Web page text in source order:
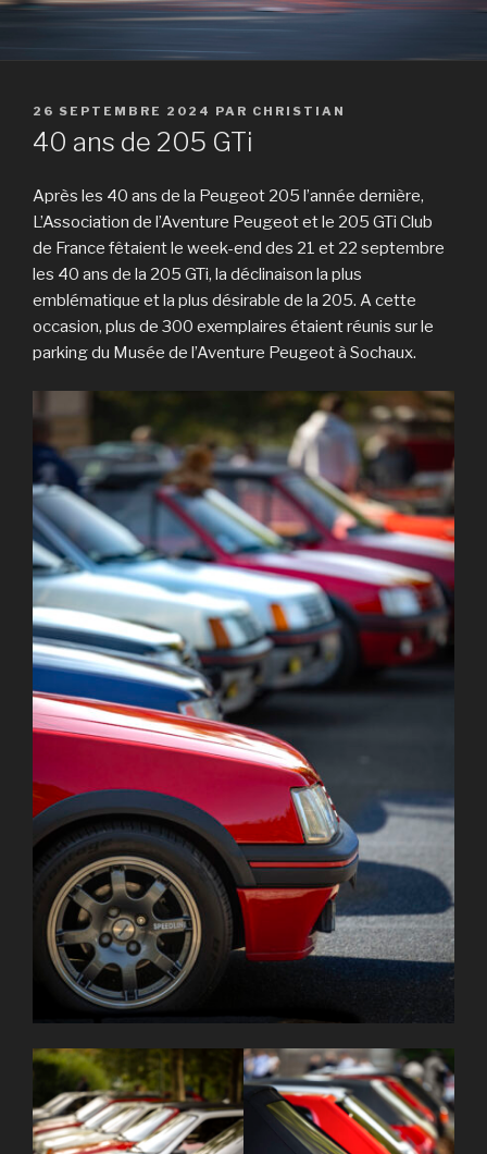
PUBLIÉ
LE
26 SEPTEMBRE 2024 PAR CHRISTIAN
40 ans de 205 GTi
Après les 40 ans de la Peugeot 205 l’année dernière,
L’Association de l’Aventure Peugeot et le 205 GTi Club
de France fêtaient le week-end des 21 et 22 septembre
les 40 ans de la 205 GTi, la déclinaison la plus
emblématique et la plus désirable de la 205. A cette
occasion, plus de 300 exemplaires étaient réunis sur le
parking du Musée de l’Aventure Peugeot à Sochaux.